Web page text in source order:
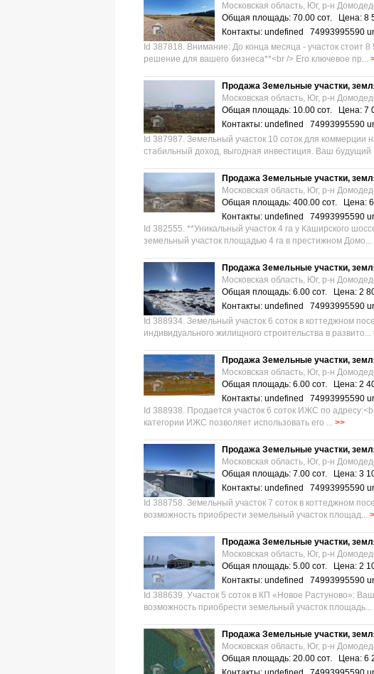
Московская область, Юг, р-н
Общая площадь: 70.00 сот. Цена: 8
Контакты: undefined 74993995590
Id 387818. Внимание: До конца месяца - участок
решение для вашего бизнеса**<br /> Его ключевое пр...
Продажа Земельные участки,
Московская область, Юг, р-н
Общая площадь: 10.00 сот. Цена: 7
Контакты: undefined 74993995590
Id 387987. Земельный участок 10 соток для коммерции
стабильный доход, выгодная инвестиция. Ваш будущий
Продажа Земельные участки,
Московская область, Юг, р-н
Общая площадь: 400.00 сот. Цена:
Контакты: undefined 74993995590
Id 382555. **Уникальный участок 4 га у Каширского
земельный участок площадью 4 га в престижном Домо...
Продажа Земельные участки,
Московская область, Юг, р-н
Общая площадь: 6.00 сот. Цена: 2
Контакты: undefined 74993995590
Id 388934. Земельный участок 6 соток в коттеджном
индивидуального жилищного строительства в развито...
Продажа Земельные участки,
Московская область, Юг, р-н
Общая площадь: 6.00 сот. Цена: 2
Контакты: undefined 74993995590
Id 388938. Продается участок 6 соток ИЖС по
категории ИЖС позволяет использовать его ... >>
Продажа Земельные участки,
Московская область, Юг, р-н
Общая площадь: 7.00 сот. Цена: 3
Контакты: undefined 74993995590
Id 388758. Земельный участок 7 соток в коттеджном
возможность приобрести земельный участок площад...
Продажа Земельные участки,
Московская область, Юг, р-н
Общая площадь: 5.00 сот. Цена: 2
Контакты: undefined 74993995590
Id 388639. Участок 5 соток в КП «Новое Растуново»:
возможность приобрести земельный участок площадь...
Продажа Земельные участки,
Московская область, Юг, р-н
Общая площадь: 20.00 сот. Цена: 6